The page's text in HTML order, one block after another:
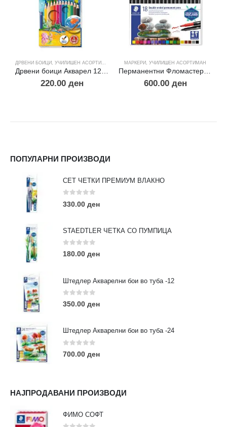
ДРВЕНИ БОИЦИ , УЧИЛИШЕН АСОРТИМАН
Дрвени боици Акварел 12 ниjaнси
220.00 ден
МАРКЕРИ , УЧИЛИШЕН АСОРТИМАН
Перманентни Фломастери -18
600.00 ден
ПОПУЛАРНИ ПРОИЗВОДИ
СЕТ ЧЕТКИ ПРЕМИУМ ВЛАКНО
0 out of 5
330.00 ден
STAEDTLER ЧЕТКА СО ПУМПИЦА
0 out of 5
180.00 ден
Штедлер Акварелни бои во туба -12
0out of 5
350.00 ден
Штедлер Акварелни бои во туба -24
0out of 5
700.00 ден
НАЈПРОДАВАНИ ПРОИЗВОДИ
ФИМО СОФТ